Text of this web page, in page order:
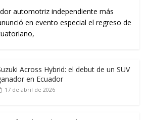
automotriz independiente más
en evento especial el regreso de
Across Hybrid: el debut de un SUV
en Ecuador
17 de abril de 2026